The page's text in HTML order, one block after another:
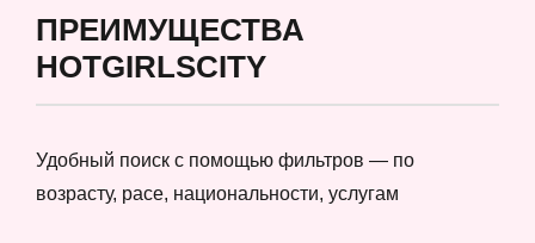
ПРЕИМУЩЕСТВА
HOTGIRLSCITY
Удобный поиск с помощью фильтров — по
возрасту, расе, национальности, услугам